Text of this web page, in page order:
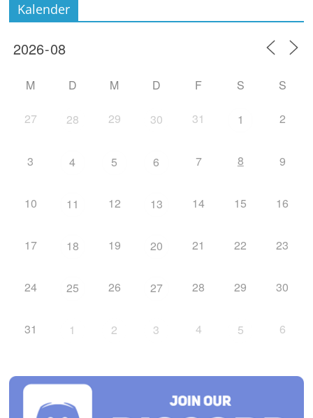
Kalender
M D M D F S S
27 28 29 30 31 1 2
3 4 5 6 7 8 9
10 11 12 13 14 15 16
17 18 19 20 21 22 23
24 25 26 27 28 29 30
31 1 2 3 4 5 6